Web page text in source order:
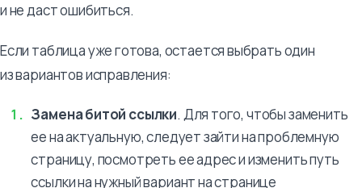
и не даст ошибиться.
Если таблица уже готова, остается выбрать один
из вариантов исправления:
Замена битой ссылки. Для того, чтобы заменить
ее на актуальную, следует зайти на проблемную
страницу, посмотреть ее адрес и изменить путь
ссылки на нужный вариант на странице